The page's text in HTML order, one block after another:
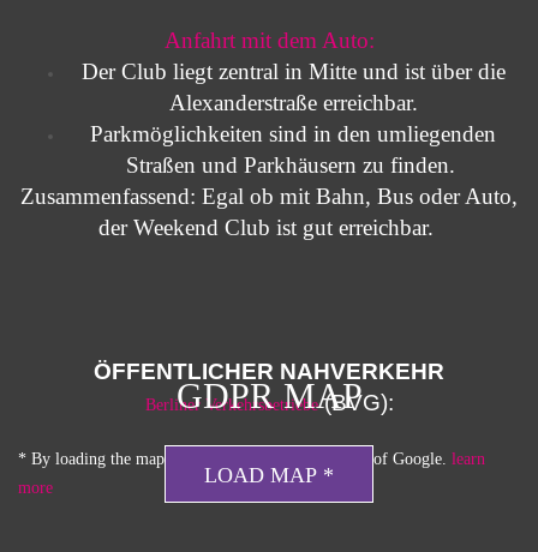
Anfahrt mit dem Auto:
Der Club liegt zentral in Mitte und ist über die
Alexanderstraße erreichbar.
Parkmöglichkeiten sind in den umliegenden
Straßen und Parkhäusern zu finden.
Zusammenfassend: Egal ob mit Bahn, Bus oder Auto,
der Weekend Club ist gut erreichbar.
ÖFFENTLICHER NAHVERKEHR
Berliner Verkehrsbetriebe(BVG):
GDPR MAP
LOAD MAP *
* By loading the map you accept the privacy policy of Google. learn
more